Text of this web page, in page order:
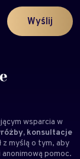
wsparcia w
konsultacje
z myślą o tym, aby
pomoc.